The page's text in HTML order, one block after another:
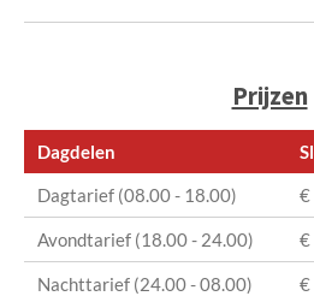
Prijzen
Dagdelen
Dagtarief (08.00 - 18.00)
€
Avondtarief (18.00 - 24.00) €
Nachttarief (24.00 - 08.00) €